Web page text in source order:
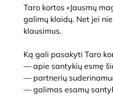
Taro kortos «Jausmų
galimų klaidų. Net jei
klausimus.
Ką gali pasakyti Taro
— apie santykių esmę
— partnerių
— galimas esamų